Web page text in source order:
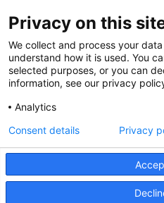
Tietosuoja
Privacy on this
We collect and process your
understand how it is used. You
selected purposes, or you can
information, see our privacy
Analytics
Consent details Privacy